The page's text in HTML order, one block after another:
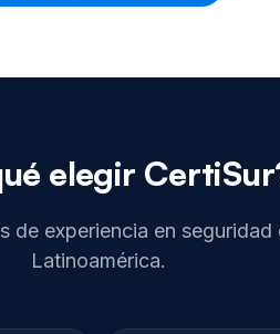
elegir
de experiencia en seguridad
Latinoamérica.